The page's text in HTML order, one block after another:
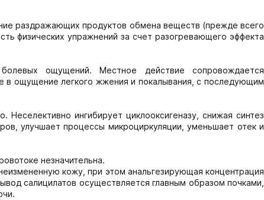
раздражающих продуктов обмена веществ (прежде всего
физических упражнений за счет разогревающего эффекта
ощущений. Местное действие сопровождается
ощущение легкого жжения и покалывания, с последующим
ингибирует циклооксигеназу, снижая синтез
улучшает процессы микроциркуляции, уменьшает отек и
незначительна.
кожу, при этом анальгезирующая концентрация
салицилатов осуществляется главным образом почками,